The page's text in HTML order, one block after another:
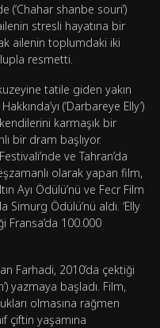
(‘Chahar shanbe souri’)
stresli hayatına bir
ailenin toplumdaki iki
resmetti.
tatile giden yakın
(‘Darbareye Elly’)
karmaşık bir
bir dram başlıyor.
ve Tahran’da
olarak yapan film,
Ayı Ödülü’nü ve Fecr Film
Simurg Ödülü’nü aldı. ‘Elly
Fransa’da 100.000
Farhadi, 2010’da çektiği
yazmaya başladı. Film,
olmasına rağmen
çiftin yaşamına